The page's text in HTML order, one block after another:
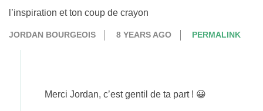
l’inspiration et ton coup de crayon
JORDAN BOURGEOIS 8 YEARS AGO PERMALINK
Merci Jordan, c’est gentil de ta part ! 😀